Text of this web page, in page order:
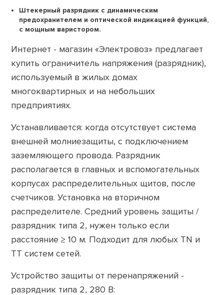
Штекерный разрядник с динамическим
предохранителем и оптической индикацией функций,
с мощным варистором.
Интернет - магазин «Электровоз» предлагает
купить ограничитель напряжения (разрядник),
используемый в жилых домах
многоквартирных и на небольших
предприятиях.
Устанавливается: когда отсутствует система
внешней молниезащиты, с подключением
заземляющего провода. Разрядник
располагается в главных и вспомогательных
корпусах распределительных щитов, после
счетчиков. Установка на вторичном
распределителе. Средний уровень защиты /
разрядник типа 2, нужен только если
расстояние ≥ 10 м. Подходит для любых TN и
TT систем сетей.
Устройство защиты от перенапряжений -
разрядник типа 2, 280 В: